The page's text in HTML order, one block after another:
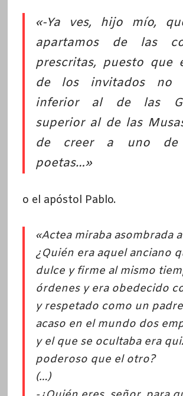
«-Ya ves, hijo mío,
apartamos de las
prescritas, puesto que
de los invitados no
inferior al de las
superior al de las
de creer a uno de
poetas…»
o el apóstol Pablo.
«Actea miraba asombrada
¿Quién era aquel anciano
dulce y firme al mismo
órdenes y era obedecido
y respetado como un
acaso en el mundo dos
y el que se ocultaba era
poderoso que el otro?
(…)